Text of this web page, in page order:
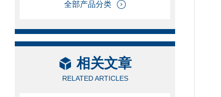
全部产品分类
相关文章
RELATED ARTICLES